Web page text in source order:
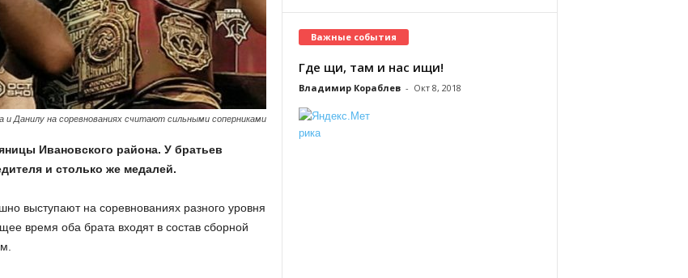
и Данилу на соревнованиях считают сильными соперниками
Ивановского района. У братьев
и столько же медалей.
выступают на соревнованиях разного уровня
время оба брата входят в состав сборной
Важные события
Где щи, там и нас ищи!
Владимир Кораблев - Окт 8, 2018